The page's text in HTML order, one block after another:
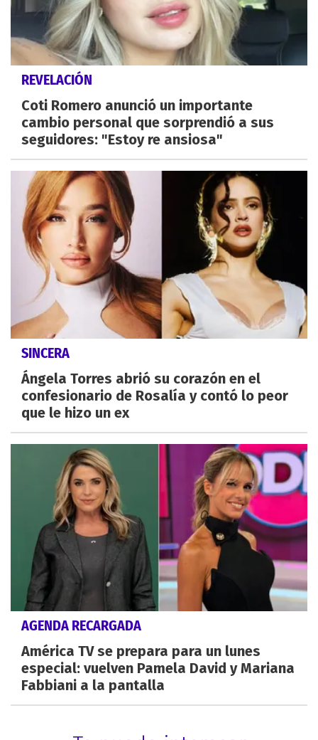
REVELACIÓN
Coti Romero anunció un importante
cambio personal que sorprendió a sus
seguidores: "Estoy re ansiosa"
SINCERA
Ángela Torres abrió su corazón en el
confesionario de Rosalía y contó lo peor
que le hizo un ex
AGENDA RECARGADA
América TV se prepara para un lunes
especial: vuelven Pamela David y Mariana
Fabbiani a la pantalla